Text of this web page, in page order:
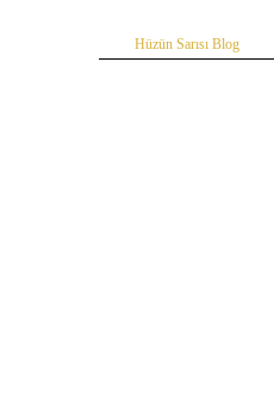
Hüzün Sarısı Blog